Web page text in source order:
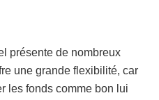
présente de nombreux
une grande flexibilité, car
les fonds comme bon lui